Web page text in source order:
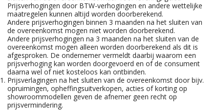
Prijsverhogingen door BTW-verhogingen en andere wettelijke
maatregelen kunnen altijd worden doorberekend.
Andere prijsverhogingen binnen 3 maanden na het sluiten van
de overeenkomst mogen niet worden doorberekend.
Andere prijsverhogingen na 3 maanden na het sluiten van de
overeenkomst mogen alleen worden doorberekend als dit is
afgesproken. De ondernemer vermeldt daarbij waarom een
prijsverhoging kan worden doorgevoerd en of de consument
daarna wel of niet kosteloos kan ontbinden.
Prijsverlagingen na het sluiten van de overeenkomst door bijv.
opruimingen, opheffingsuitverkopen, acties of korting op
showroommodellen geven de afnemer geen recht op
prijsvermindering.